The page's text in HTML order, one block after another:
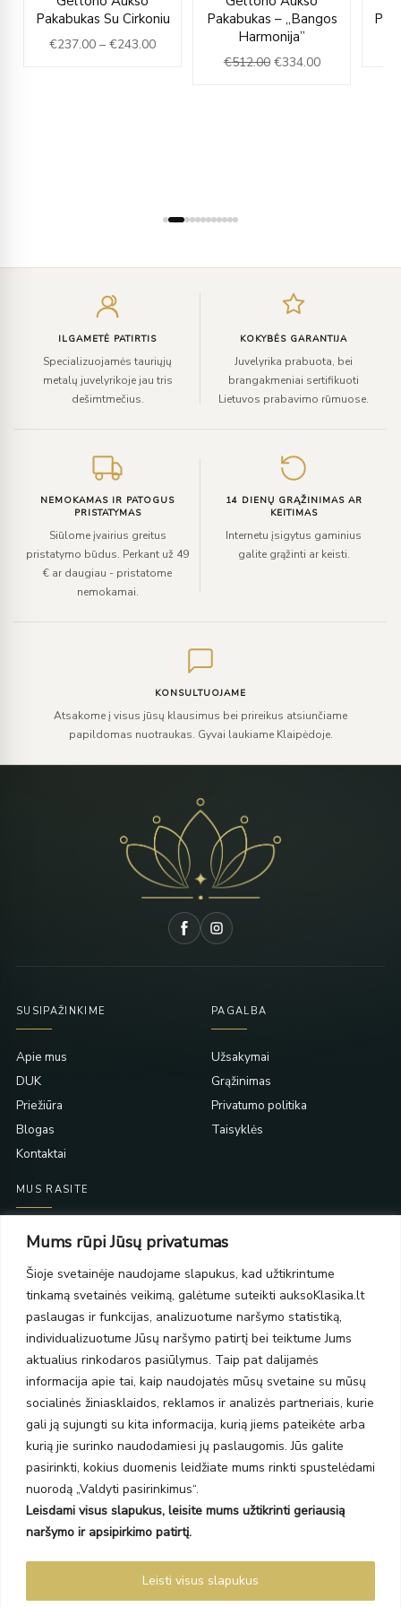
Mums rūpi Jūsų privatumas
Šioje svetainėje naudojame slapukus, kad užtikrintume
tinkamą svetainės veikimą, galėtume suteikti auksoKlasika.lt
paslaugas ir funkcijas, analizuotume naršymo statistiką,
individualizuotume Jūsų naršymo patirtį bei teiktume Jums
aktualius rinkodaros pasiūlymus. Taip pat dalijamės
informacija apie tai, kaip naudojatės mūsų svetaine su mūsų
socialinės žiniasklaidos, reklamos ir analizės partneriais, kurie
gali ją sujungti su kita informacija, kurią jiems pateikėte arba
kurią jie surinko naudodamiesi jų paslaugomis. Jūs galite
pasirinkti, kokius duomenis leidžiate mums rinkti spustelėdami
nuorodą „Valdyti pasirinkimus“.
Leisdami visus slapukus, leisite mums užtikrinti geriausią
naršymo ir apsipirkimo patirtį.
Leisti visus slapukus
Pakabukas Su Cirkoniu
€237.00 – €243.00
€237.00
through
Pakabukas – „Bangos
Harmonija”
€512.00
price
was:
€512.00.
€334.00
is:
ILGAMETĖ PATIRTIS
Specializuojamės tauriųjų
metalų juvelyrikoje jau tris
dešimtmečius.
KOKYBĖS GARANTIJA
Juvelyrika prabuota, bei
brangakmeniai sertifikuoti
Lietuvos prabavimo rūmuose.
NEMOKAMAS IR PATOGUS
PRISTATYMAS
Siūlome įvairius greitus
pristatymo būdus. Perkant už 49
€ ar daugiau - pristatome
nemokamai.
14 DIENŲ GRĄŽINIMAS AR
KEITIMAS
Internetu įsigytus gaminius
galite grąžinti ar keisti.
KONSULTUOJAME
Atsakome į visus jūsų klausimus bei prireikus atsiunčiame
papildomas nuotraukas. Gyvai laukiame Klaipėdoje.
SUSIPAŽINKIME
Apie mus
DUK
Priežiūra
Blogas
Kontaktai
PAGALBA
Užsakymai
Grąžinimas
Privatumo politika
Taisyklės
MUS RASITE
Taikos pr. 139
PC Molas, Klaipėda
Taikos pr. 141
PC BIG 2, Klaipėda
Šilutės pl. 35
PC Banginis, Klaipėda
NAUJIENLAIŠKIS
Prenumeruokite ir gaukite pasiūlymus, naujienas bei riboto
leidimo kolekcijas.
Prenumeruodami sutinkate su Taisyklėmis ir Privatumo politika.